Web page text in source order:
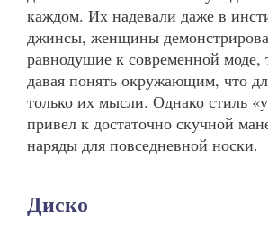
каждом. Их надевали даже в
джинсы, женщины
равнодушие к современной
давая понять окружающим, что
только их мысли. Однако стиль
привел к достаточно скучной
наряды для повседневной носки.
Диско